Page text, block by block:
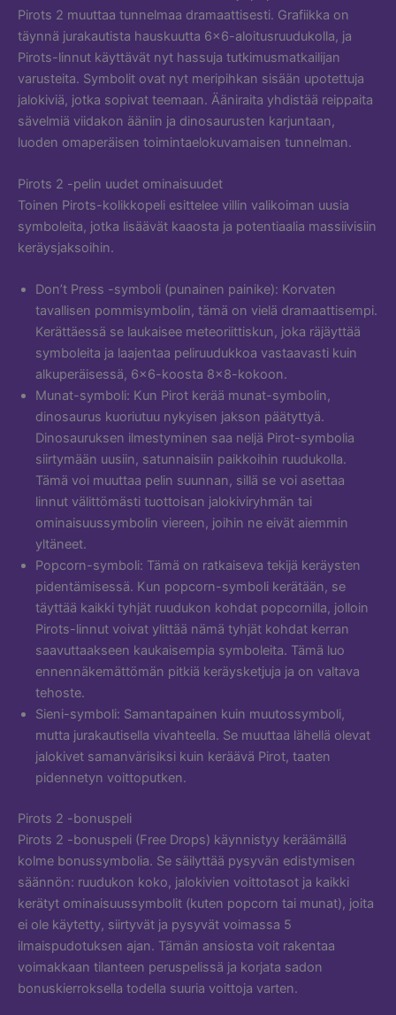
Pirots 2 muuttaa tunnelmaa dramaattisesti. Grafiikka on
täynnä jurakautista hauskuutta 6×6-aloitusruudukolla, ja
Pirots-linnut käyttävät nyt hassuja tutkimusmatkailijan
varusteita. Symbolit ovat nyt meripihkan sisään upotettuja
jalokiviä, jotka sopivat teemaan. Ääniraita yhdistää reippaita
sävelmiä viidakon ääniin ja dinosaurusten karjuntaan,
luoden omaperäisen toimintaelokuvamaisen tunnelman.
Pirots 2 -pelin uudet ominaisuudet
Toinen Pirots-kolikkopeli esittelee villin valikoiman uusia
symboleita, jotka lisäävät kaaosta ja potentiaalia massiivisiin
keräysjaksoihin.
Don’t Press -symboli (punainen painike): Korvaten
tavallisen pommisymbolin, tämä on vielä dramaattisempi.
Kerättäessä se laukaisee meteoriittiskun, joka räjäyttää
symboleita ja laajentaa peliruudukkoa vastaavasti kuin
alkuperäisessä, 6×6-koosta 8×8-kokoon.
Munat-symboli: Kun Pirot kerää munat-symbolin,
dinosaurus kuoriutuu nykyisen jakson päätyttyä.
Dinosauruksen ilmestyminen saa neljä Pirot-symbolia
siirtymään uusiin, satunnaisiin paikkoihin ruudukolla.
Tämä voi muuttaa pelin suunnan, sillä se voi asettaa
linnut välittömästi tuottoisan jalokiviryhmän tai
ominaisuussymbolin viereen, joihin ne eivät aiemmin
yltäneet.
Popcorn-symboli: Tämä on ratkaiseva tekijä keräysten
pidentämisessä. Kun popcorn-symboli kerätään, se
täyttää kaikki tyhjät ruudukon kohdat popcornilla, jolloin
Pirots-linnut voivat ylittää nämä tyhjät kohdat kerran
saavuttaakseen kaukaisempia symboleita. Tämä luo
ennennäkemättömän pitkiä keräysketjuja ja on valtava
tehoste.
Sieni-symboli: Samantapainen kuin muutossymboli,
mutta jurakautisella vivahteella. Se muuttaa lähellä olevat
jalokivet samanvärisiksi kuin keräävä Pirot, taaten
pidennetyn voittoputken.
Pirots 2 -bonuspeli
Pirots 2 -bonuspeli (Free Drops) käynnistyy keräämällä
kolme bonussymbolia. Se säilyttää pysyvän edistymisen
säännön: ruudukon koko, jalokivien voittotasot ja kaikki
kerätyt ominaisuussymbolit (kuten popcorn tai munat), joita
ei ole käytetty, siirtyvät ja pysyvät voimassa 5
ilmaispudotuksen ajan. Tämän ansiosta voit rakentaa
voimakkaan tilanteen peruspelissä ja korjata sadon
bonuskierroksella todella suuria voittoja varten.